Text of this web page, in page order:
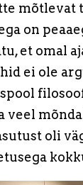
mõtlevat
on
et omal
ei ole
veel
oli